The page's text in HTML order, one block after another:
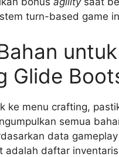
turn-based game
untuk
Glide
ke menu crafting,
semua
data gameplay
adalah daftar